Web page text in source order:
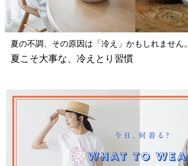
夏の不調、その原因は「冷え」かもしれません。
夏こそ大事な、冷えとり習慣